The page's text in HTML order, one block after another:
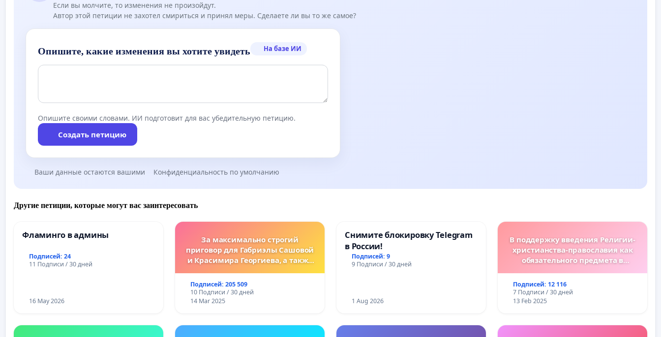
Если вы молчите, то изменения не произойдут.
Автор этой петиции не захотел смириться и принял меры. Сделаете ли вы то же самое?
Опишите, какие изменения вы хотите увидеть На базе ИИ
Опишите своими словами. ИИ подготовит для вас убедительную петицию.
Создать петицию
Ваши данные остаются вашими Конфиденциальность по умолчанию
Другие петиции, которые могут вас заинтересовать
Фламинго в админы
Подписей: 24
11 Подписи / 30 дней
16 May 2026
За максимально строгий
приговор для Габриэлы Сашовой
и Красимира Георгиева, а также
предусматривающие более
жесткие наказания за
преступления против животных!
Подписей: 205 509
10 Подписи / 30 дней
14 Mar 2025
Снимите блокировку Telegram
в России!
Подписей: 9
9 Подписи / 30 дней
1 Aug 2026
В поддержку введения Религии-
христианства-православия как
обязательного предмета в
Подписей: 12 116
7 Подписи / 30 дней
13 Feb 2025